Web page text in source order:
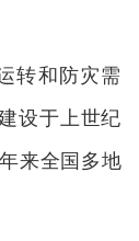
转和防灾需
设于上世纪
来全国多地